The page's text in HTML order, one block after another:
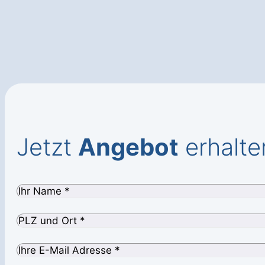
Jetzt Angebot